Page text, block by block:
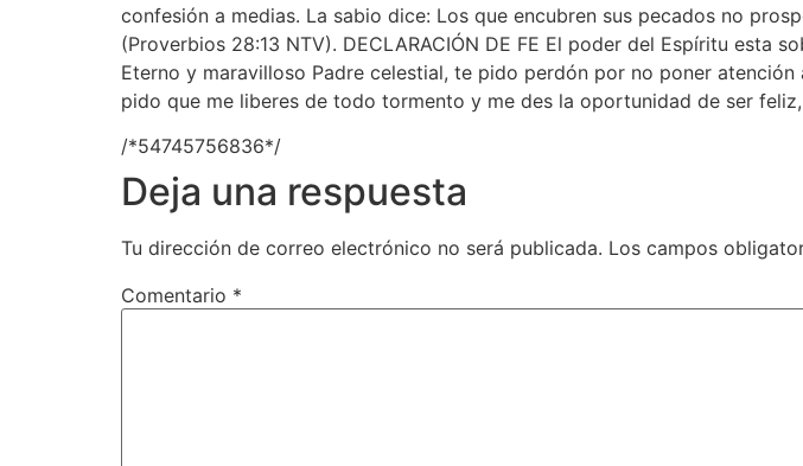
confesión a medias. La sabio dice: Los que encubren sus pecados no
(Proverbios 28:13 NTV). DECLARACIÓN DE FE El poder del Espíritu esta
Eterno y maravilloso Padre celestial, te pido perdón por no poner
pido que me liberes de todo tormento y me des la oportunidad de ser
/*54745756836*/
Deja una respuesta
Tu dirección de correo electrónico no será publicada. Los campos
Comentario *